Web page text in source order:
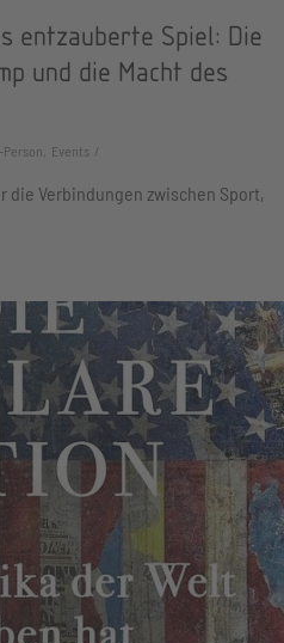
entzauberte Spiel: Die
und die Macht des
Events
die Verbindungen zwischen Sport,